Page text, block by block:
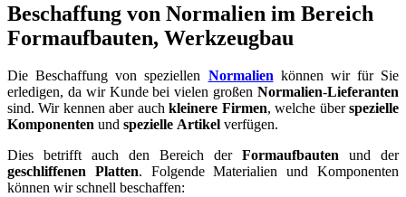
Beschaffung von Normalien im Bereich
Formaufbauten, Werkzeugbau
Die Beschaffung von speziellen Normalienkönnen wir für Sie
erledigen, da wir Kunde bei vielen großen Normalien-Lieferanten
sind. Wir kennen aber auchkleinere Firmen, welche überspezielle
Komponenten und spezielle Artikel verfügen.
Dies betrifft auch den Bereich der Formaufbauten und der
geschliffenen Platten. Folgende Materialien und Komponenten
können wir schnell beschaffen: